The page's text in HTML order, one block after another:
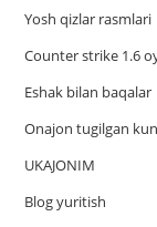
Yosh qizlar rasmlari
Counter strike 1.6
Eshak bilan baqalar
Onajon tugilgan
UKAJONIM
Blog yuritish